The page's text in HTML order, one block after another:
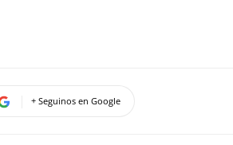
+ Seguinos en Google